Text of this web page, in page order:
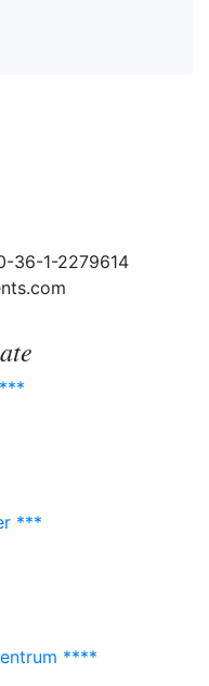
36-1-2279614
***
****